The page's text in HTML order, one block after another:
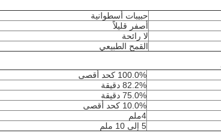
حبيبات أسطوانية
أصفر قليلاً
لا رائحة
القمح الطبيعي
100.0% كحد أقصى
82.2% دقيقة
75.0% دقيقة
10.0% كحد أقصى
4ملم
5 إلى 10 ملم